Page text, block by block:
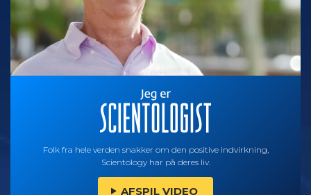
Folk fra hele verden snakker om den positive indvirkning,
Scientology har på deres liv.
AFSPIL VIDEO